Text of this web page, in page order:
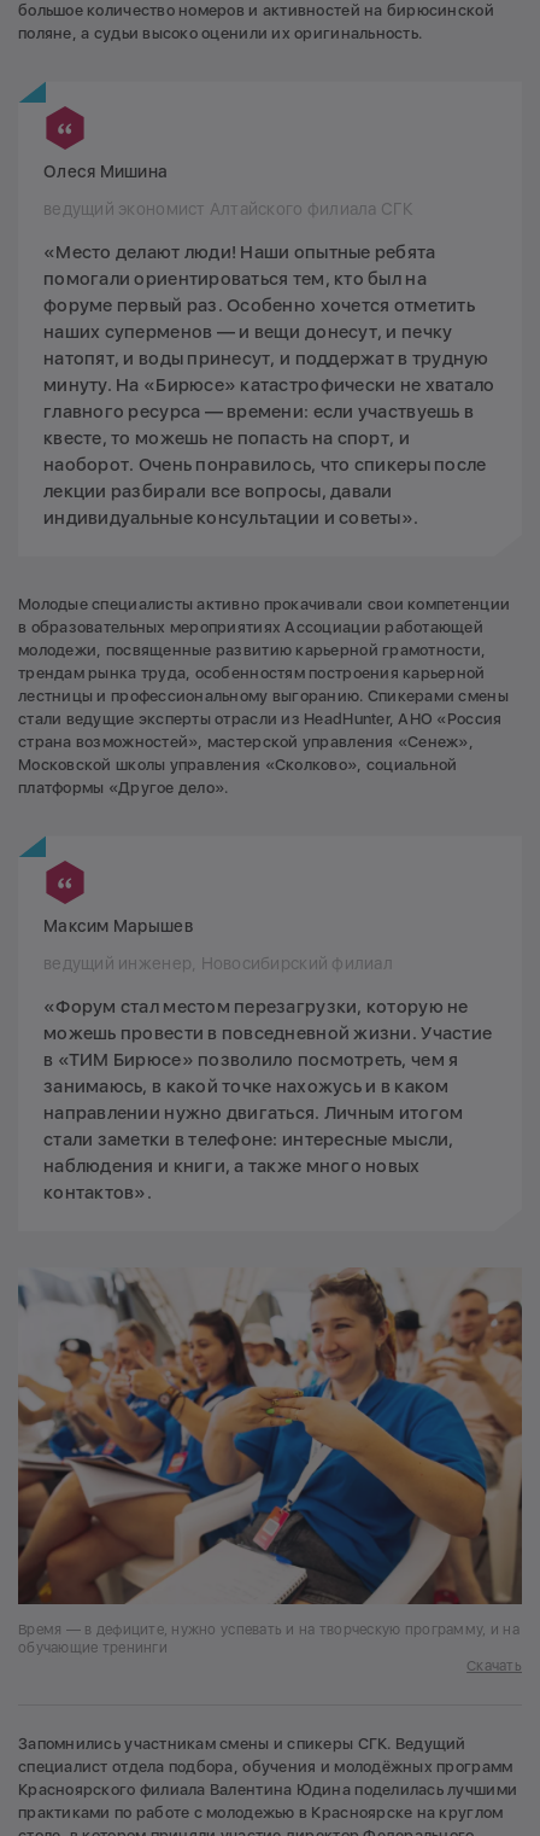
большое количество номеров и активностей на бирюсинской
поляне, а судьи высоко оценили их оригинальность.
Олеся Мишина
ведущий экономист Алтайского филиала СГК
«Место делают люди! Наши опытные ребята
помогали ориентироваться тем, кто был на
форуме первый раз. Особенно хочется отметить
наших суперменов — и вещи донесут, и печку
натопят, и воды принесут, и поддержат в трудную
минуту. На «Бирюсе» катастрофически не хватало
главного ресурса — времени: если участвуешь в
квесте, то можешь не попасть на спорт, и
наоборот. Очень понравилось, что спикеры после
лекции разбирали все вопросы, давали
индивидуальные консультации и советы».
Молодые специалисты активно прокачивали свои компетенции
в образовательных мероприятиях Ассоциации работающей
молодежи, посвященные развитию карьерной грамотности,
трендам рынка труда, особенностям построения карьерной
лестницы и профессиональному выгоранию. Спикерами смены
стали ведущие эксперты отрасли из HeadHunter, АНО «Россия
страна возможностей», мастерской управления «Сенеж»,
Московской школы управления «Сколково», социальной
платформы «Другое дело».
Максим Марышев
ведущий инженер, Новосибирский филиал
«Форум стал местом перезагрузки, которую не
можешь провести в повседневной жизни. Участие
в «ТИМ Бирюсе» позволило посмотреть, чем я
занимаюсь, в какой точке нахожусь и в каком
направлении нужно двигаться. Личным итогом
стали заметки в телефоне: интересные мысли,
наблюдения и книги, а также много новых
контактов».
Время — в дефиците, нужно успевать и на творческую программу, и на
обучающие тренинги
Скачать
Запомнились участникам смены и спикеры СГК. Ведущий
специалист отдела подбора, обучения и молодёжных программ
Красноярского филиала Валентина Юдина поделилась лучшими
практиками по работе с молодежью в Красноярске на круглом